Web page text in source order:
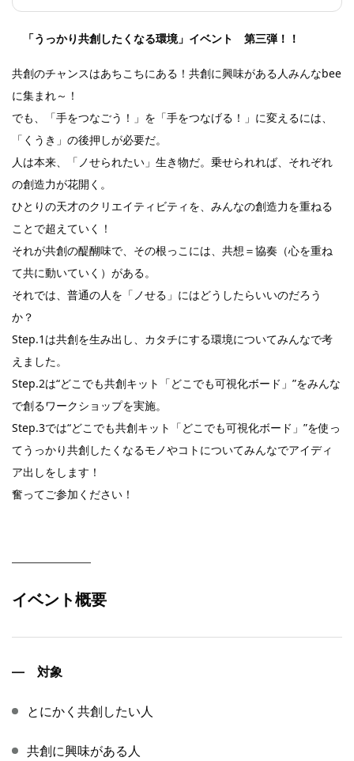
「うっかり共創したくなる環境」イベント 第三弾！！
共創のチャンスはあちこちにある！共創に興味がある人みんなbee
に集まれ～！
でも、「手をつなごう！」を「手をつなげる！」に変えるには、
「くうき」の後押しが必要だ。
人は本来、「ノせられたい」生き物だ。乗せられれば、それぞれ
の創造力が花開く。
ひとりの天才のクリエイティビティを、みんなの創造力を重ねる
ことで超えていく！
それが共創の醍醐味で、その根っこには、共想＝協奏（心を重ね
て共に動いていく）がある。
それでは、普通の人を「ノせる」にはどうしたらいいのだろう
か？
Step.1は共創を生み出し、カタチにする環境についてみんなで考
えました。
Step.2は“どこでも共創キット「どこでも可視化ボード」”をみんな
で創るワークショップを実施。
Step.3では“どこでも共創キット「どこでも可視化ボード」”を使っ
てうっかり共創したくなるモノやコトについてみんなでアイディ
ア出しをします！
奮ってご参加ください！
イベント概要
対象
とにかく共創したい人
共創に興味がある人